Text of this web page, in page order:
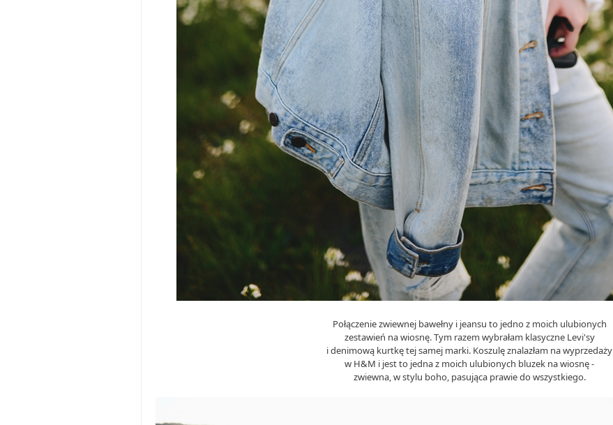
Połączenie zwiewnej bawełny i jeansu to jedno z moich ulubionych
zestawień na wiosnę. Tym razem wybrałam klasyczne Levi'sy
i denimową kurtkę tej samej marki. Koszulę znalazłam na wyprzedaży
w H&M i jest to jedna z moich ulubionych bluzek na wiosnę -
zwiewna, w stylu boho, pasująca prawie do wszystkiego.